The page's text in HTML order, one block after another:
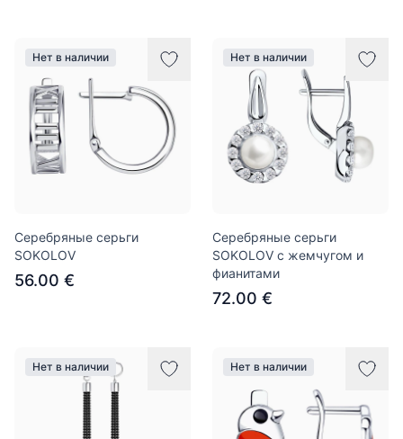
Нет в наличии
Серебряные серьги
SOKOLOV
56.00 €
Нет в наличии
Серебряные серьги
SOKOLOV с жемчугом и
фианитами
72.00 €
Нет в наличии Нет в наличии